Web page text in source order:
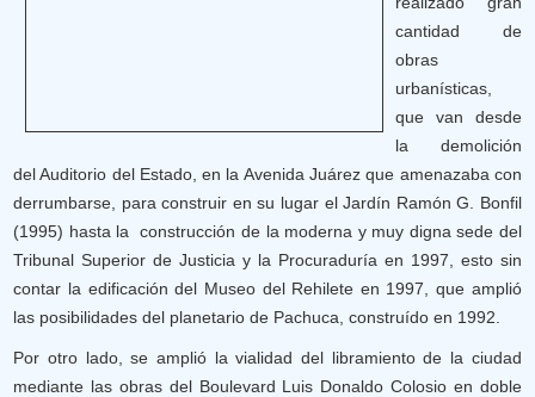
cantidad de
obras
urbanísticas,
que van desde
la demolición
del Auditorio del Estado, en la Avenida Juárez que amenazaba con
derrumbarse, para construir en su lugar el Jardín Ramón G. Bonfil
(1995) hasta la construcción de la moderna y muy digna sede del
Tribunal Superior de Justicia y la Procuraduría en 1997, esto sin
contar la edificación del Museo del Rehilete en 1997, que amplió
las posibilidades del planetario de Pachuca, construído en 1992.
Por otro lado, se amplió la vialidad del libramiento de la ciudad
mediante las obras del Boulevard Luis Donaldo Colosio en doble